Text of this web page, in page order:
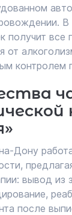
В
получит все
от
контролем
Дону
вывод из
после